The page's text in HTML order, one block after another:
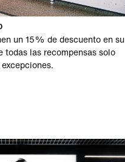
un 15% de descuento en su
todas las recompensas solo